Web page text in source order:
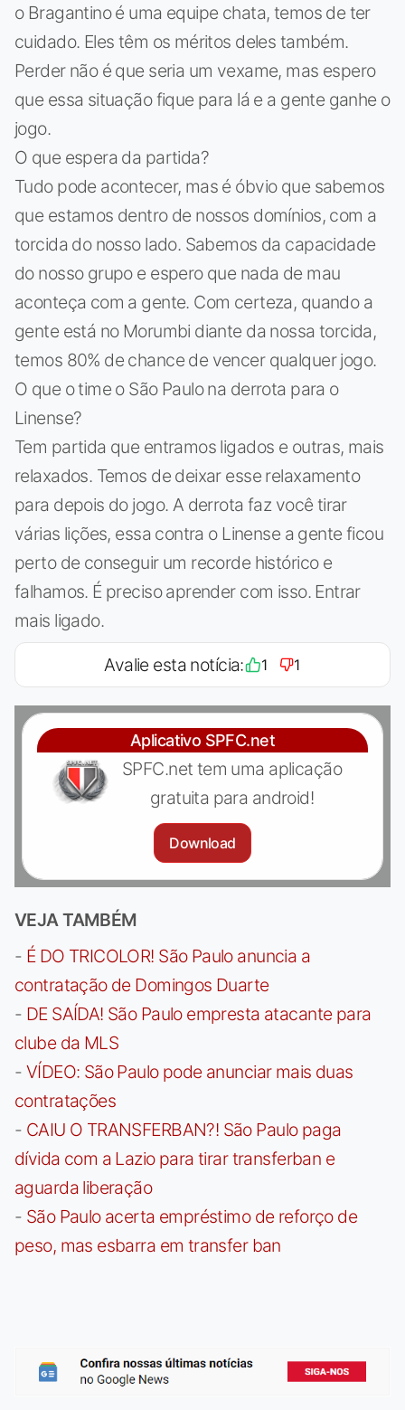
o Bragantino é uma equipe chata, temos de ter
cuidado. Eles têm os méritos deles também.
Perder não é que seria um vexame, mas espero
que essa situação fique para lá e a gente ganhe o
jogo.
O que espera da partida?
Tudo pode acontecer, mas é óbvio que sabemos
que estamos dentro de nossos domínios, com a
torcida do nosso lado. Sabemos da capacidade
do nosso grupo e espero que nada de mau
aconteça com a gente. Com certeza, quando a
gente está no Morumbi diante da nossa torcida,
temos 80% de chance de vencer qualquer jogo.
O que o time o São Paulo na derrota para o
Linense?
Tem partida que entramos ligados e outras, mais
relaxados. Temos de deixar esse relaxamento
para depois do jogo. A derrota faz você tirar
várias lições, essa contra o Linense a gente ficou
perto de conseguir um recorde histórico e
falhamos. É preciso aprender com isso. Entrar
mais ligado.
Avalie esta notícia: 1 1
Aplicativo SPFC.net
SPFC.net tem uma aplicação
gratuita para android!
Download
VEJA TAMBÉM
- É DO TRICOLOR! São Paulo anuncia a
contratação de Domingos Duarte
- DE SAÍDA! São Paulo empresta atacante para
clube da MLS
- VÍDEO: São Paulo pode anunciar mais duas
contratações
- CAIU O TRANSFERBAN?! São Paulo paga
dívida com a Lazio para tirar transferban e
aguarda liberação
- São Paulo acerta empréstimo de reforço de
peso, mas esbarra em transfer ban